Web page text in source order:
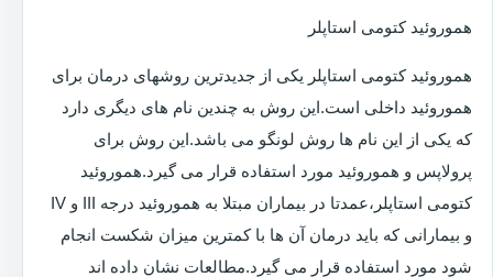
هموروئید کتومی استاپلر
هموروئید کتومی استاپلر یکی از جدیدترین روشهای درمان برای
هموروئید داخلی است.این روش به چندین نام های دیگری دارد
که یکی از این نام ها روش لونگو می باشد.این روش برای
پرولاپس و هموروئید مورد استفاده قرار می گیرد.هموروئید
کتومی استاپلر،عمدتا در بیماران مبتلا به هموروئید درجه III و IV
و بیمارانی که باید درمان آن ها با کمترین میزان شکست انجام
شود مورد استفاده قرار می گیرد.مطالعات نشان داده اند